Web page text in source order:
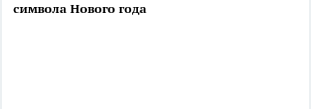
символа Нового года